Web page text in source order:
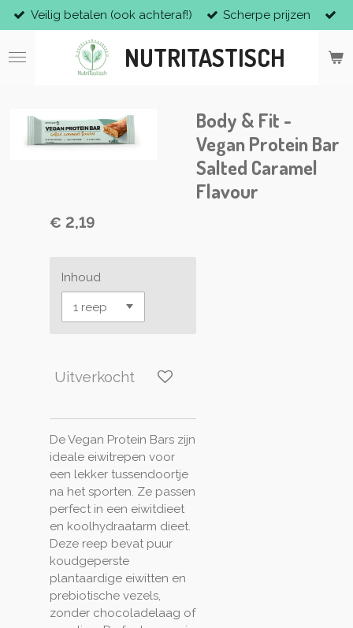
Ga
direct
naar
NUTRITASTISCH
Veilig betalen (ook achteraf!) Scherpe prijzen
Body & Fit -
Vegan Protein Bar
Salted Caramel
Flavour
€ 2,19
Inhoud
Uitverkocht
De Vegan Protein Bars zijn
ideale eiwitrepen voor
een lekker tussendoortje
na het sporten. Ze passen
perfect in een eiwitdieet
en koolhydraatarm dieet.
Deze reep bevat puur
koudgeperste
plantaardige eiwitten en
prebiotische vezels,
zonder chocoladelaag of